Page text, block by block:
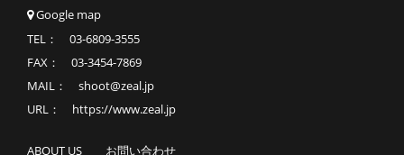
Google map
TEL： 03-6809-3555
FAX： 03-3454-7869
MAIL： shoot@zeal.jp
URL： https://www.zeal.jp
ABOUT US お問い合わせ